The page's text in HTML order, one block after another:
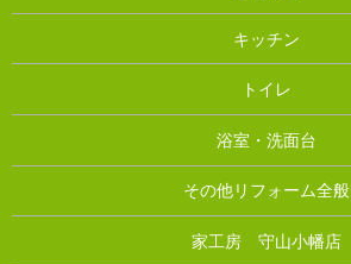
キッチン
トイレ
浴室・洗面台
その他リフォーム全般
家工房 守山小幡店